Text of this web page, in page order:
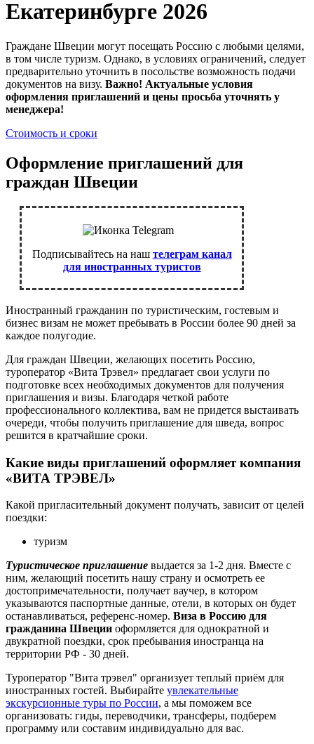
Екатеринбурге 2026
Граждане Швеции могут посещать Россию с любыми целями,
в том числе туризм. Однако, в условиях ограничений, следует
предварительно уточнить в посольстве возможность подачи
документов на визу. Важно! Актуальные условия
оформления приглашений и цены просьба уточнять у
менеджера!
Стоимость и сроки
Оформление приглашений для
граждан Швеции
Подписывайтесь на наш телеграм канал
для иностранных туристов
Иностранный гражданин по туристическим, гостевым и
бизнес визам не может пребывать в России более 90 дней за
каждое полугодие.
Для граждан Швеции, желающих посетить Россию,
туроператор «Вита Трэвел» предлагает свои услуги по
подготовке всех необходимых документов для получения
приглашения и визы. Благодаря четкой работе
профессионального коллектива, вам не придется выстаивать
очереди, чтобы получить приглашение для шведа, вопрос
решится в кратчайшие сроки.
Какие виды приглашений оформляет компания
«ВИТА ТРЭВЕЛ»
Какой пригласительный документ получать, зависит от целей
поездки:
туризм
Туристическое приглашение выдается за 1-2 дня. Вместе с
ним, желающий посетить нашу страну и осмотреть ее
достопримечательности, получает ваучер, в котором
указываются паспортные данные, отели, в которых он будет
останавливаться, референс-номер. Виза в Россию для
гражданина Швеции оформляется для однократной и
двукратной поездки, срок пребывания иностранца на
территории РФ - 30 дней.
Туроператор "Вита трэвел" организует теплый приём для
иностранных гостей. Выбирайте увлекательные
экскурсионные туры по России, а мы поможем все
организовать: гиды, переводчики, трансферы, подберем
программу или составим индивидуально для вас.